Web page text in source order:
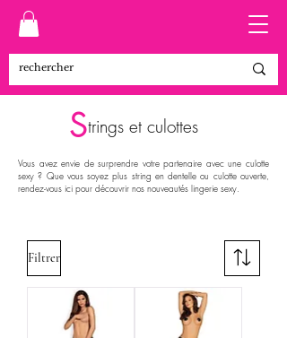
trings et culottes
S
Vous avez envie de surprendre votre partenaire avec une culotte
sexy ? Que vous soyez plus string en dentelle ou culotte ouverte,
rendez-vous ici pour découvrir nos nouveautés lingerie sexy.
Filtrer